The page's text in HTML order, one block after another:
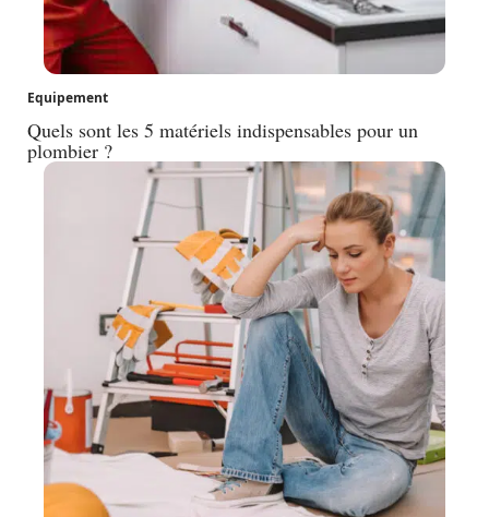
Equipement
Quels sont les 5 matériels indispensables pour un
plombier ?